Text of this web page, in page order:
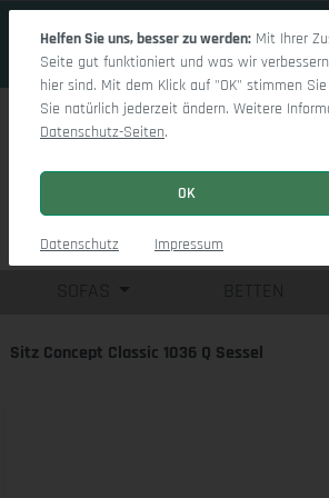
BETTEN
Sitz Concept Classic 1036 Q Sessel
Helfen Sie uns, besser zu werden: Mit Ihrer
Seite gut funktioniert und was wir
hier sind. Mit dem Klick auf "OK" stimmen
Sie natürlich jederzeit ändern. Weitere
Datenschutz-Seiten.
OK
Datenschutz Impressum